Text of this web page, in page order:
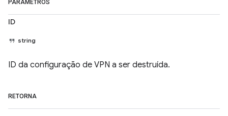
PARÂMETROS
ID
string
ID da configuração de VPN a ser destruída.
RETORNA